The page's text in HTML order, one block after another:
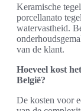
Keramische
porcellanato
watervastheid.
van de klant.
Hoeveel kost
België?
De kosten voor